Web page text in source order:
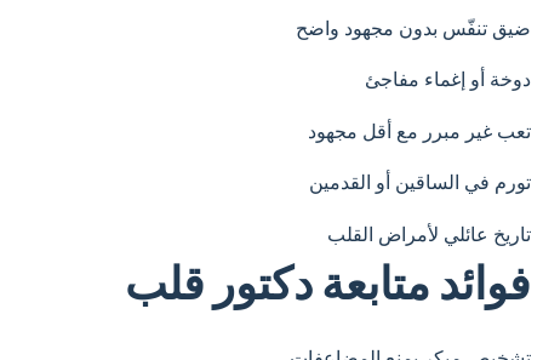
ضيق تنفّس بدون مجهود واضح
دوخة أو إغماء مفاجئ
تعب غير مبرر مع أقل مجهود
تورم في الساقين أو القدمين
تاريخ عائلي لأمراض القلب
فوائد متابعة دكتور قلب